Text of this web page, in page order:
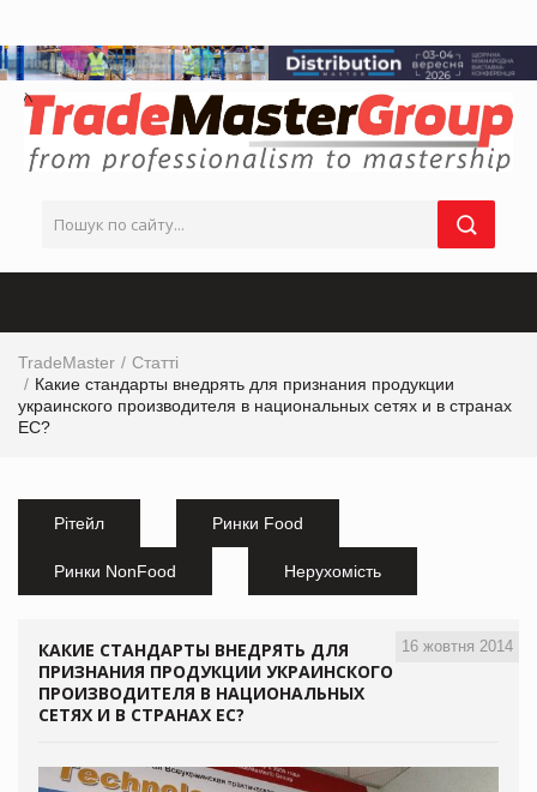
TradeMaster
Статті
Какие стандарты внедрять для признания продукции
украинского производителя в национальных сетях и в странах
ЕС?
Рітейл Ринки Food
Ринки NonFood Нерухомість
16 жовтня 2014
КАКИЕ СТАНДАРТЫ ВНЕДРЯТЬ ДЛЯ
ПРИЗНАНИЯ ПРОДУКЦИИ УКРАИНСКОГО
ПРОИЗВОДИТЕЛЯ В НАЦИОНАЛЬНЫХ
СЕТЯХ И В СТРАНАХ ЕС?